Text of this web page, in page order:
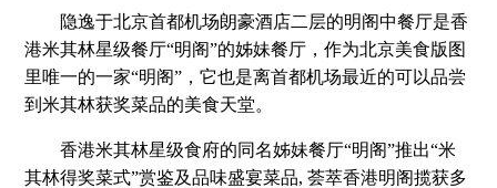
隐逸于北京首都机场朗豪酒店二层的明阁中餐厅是香
港米其林星级餐厅“明阁”的姊妹餐厅，作为北京美食版图
里唯一的一家“明阁”，它也是离首都机场最近的可以品尝
到米其林获奖菜品的美食天堂。
香港米其林星级食府的同名姊妹餐厅“明阁”推出“米
其林得奖菜式”赏鉴及品味盛宴菜品, 荟萃香港明阁揽获多